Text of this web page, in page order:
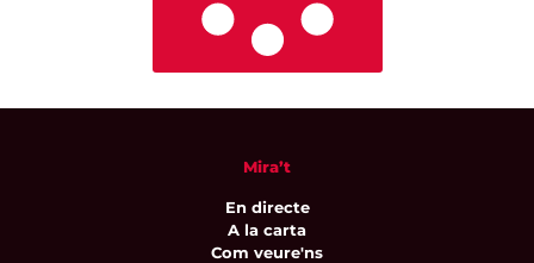
Mira’t
En directe
A la carta
Com veure'ns